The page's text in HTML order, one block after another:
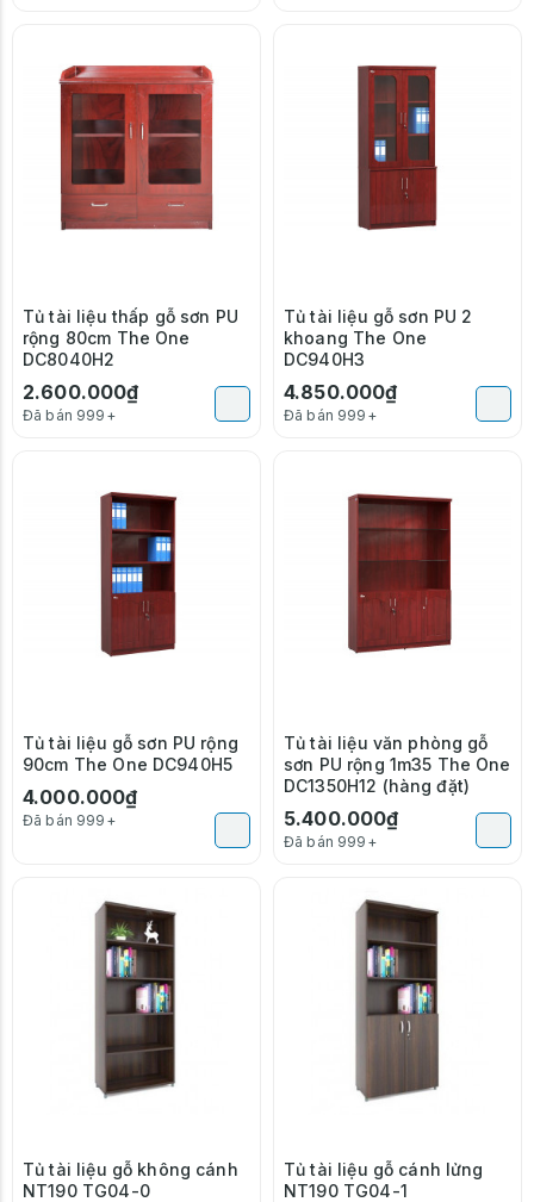
Tủ tài liệu thấp gỗ sơn PU
rộng 80cm The One
DC8040H2
2.600.000₫
Đã bán 999+
Tủ tài liệu gỗ sơn PU 2
khoang The One
DC940H3
4.850.000₫
Đã bán 999+
Tủ tài liệu gỗ sơn PU rộng
90cm The One DC940H5
4.000.000₫
Đã bán 999+
Tủ tài liệu văn phòng gỗ
sơn PU rộng 1m35 The One
DC1350H12 (hàng đặt)
5.400.000₫
Đã bán 999+
Tủ tài liệu gỗ không cánh
NT190 TG04-0
Tủ tài liệu gỗ cánh lửng
NT190 TG04-1